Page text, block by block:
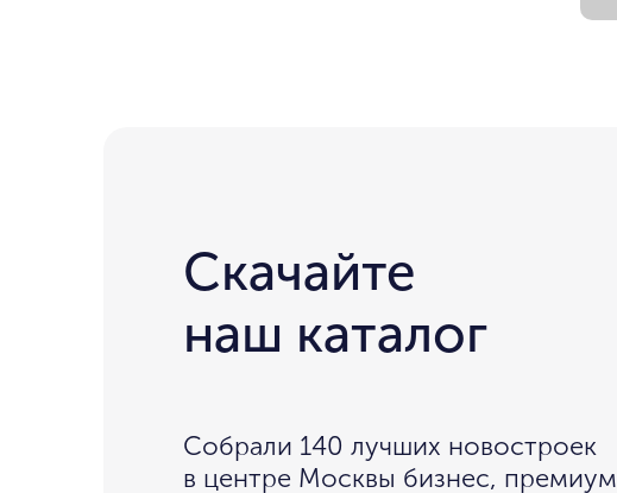
Скачайте
наш каталог
Собрали 140 лучших новостроек
в центре Москвы бизнес, премиум